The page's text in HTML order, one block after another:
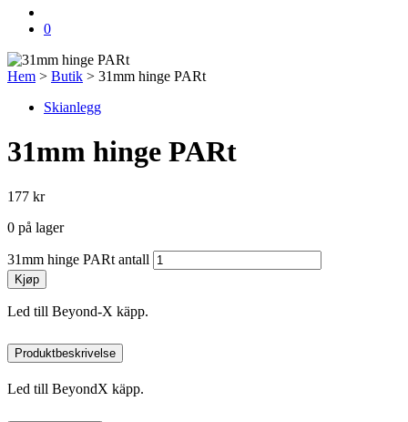
0
Hem > Butik > 31mm hinge PARt
Skianlegg
31mm hinge PARt
177 kr
0 på lager
31mm hinge PARt antall
Kjøp
Led till Beyond-X käpp.
Produktbeskrivelse
Led till BeyondX käpp.